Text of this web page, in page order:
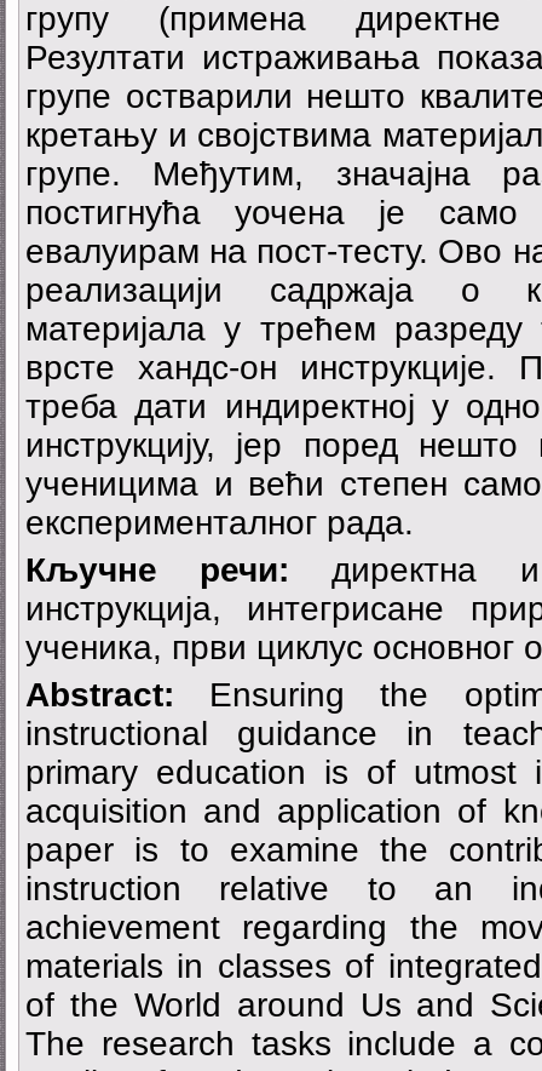
групу (примена директне
Резултати истраживања
групе остварили нешто
кретању и својствима
групе. Међутим, значајна
постигнућа уочена је
евалуирам на пост-тесту. Ово
реализацији садржаја о
материјала у трећем
врсте хандс-он
треба дати индиректној у
инструкцију, јер поред
ученицима и већи степен
експерименталног рада.
Кључне речи: директна и
инструкција, интегрисане
ученика, први циклус
Abstract: Ensuring the
instructional guidance in
primary education is of utmost
acquisition and application of
paper is to examine the
instruction relative to an
achievement regarding the
materials in classes of
of the World around Us and
The research tasks include a